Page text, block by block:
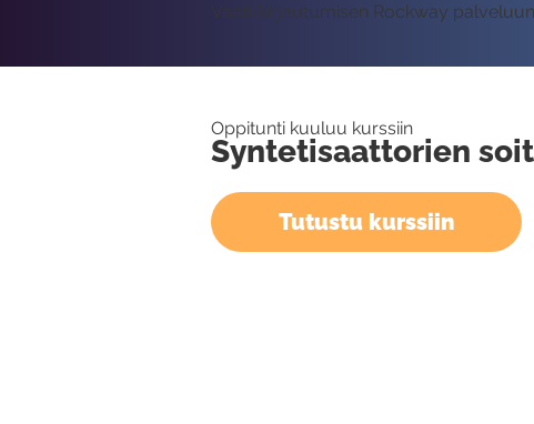
Vaatii kirjautumisen Rockway
Oppitunti kuuluu kurssiin
Syntetisaattorien
Tutustu kurssiin